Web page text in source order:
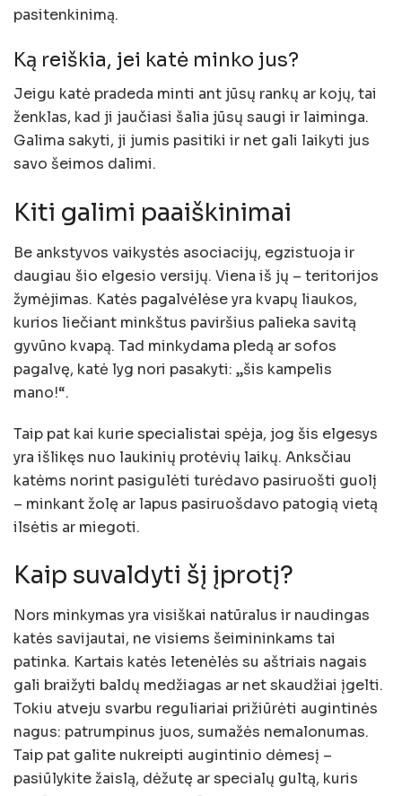
pasitenkinimą.
Ką reiškia, jei katė minko jus?
Jeigu katė pradeda minti ant jūsų rankų ar kojų, tai
ženklas, kad ji jaučiasi šalia jūsų saugi ir laiminga.
Galima sakyti, ji jumis pasitiki ir net gali laikyti jus
savo šeimos dalimi.
Kiti galimi paaiškinimai
Be ankstyvos vaikystės asociacijų, egzistuoja ir
daugiau šio elgesio versijų. Viena iš jų – teritorijos
žymėjimas. Katės pagalvėlėse yra kvapų liaukos,
kurios liečiant minkštus paviršius palieka savitą
gyvūno kvapą. Tad minkydama pledą ar sofos
pagalvę, katė lyg nori pasakyti: „šis kampelis
mano!“.
Taip pat kai kurie specialistai spėja, jog šis elgesys
yra išlikęs nuo laukinių protėvių laikų. Anksčiau
katėms norint pasigulėti turėdavo pasiruošti guolį
– minkant žolę ar lapus pasiruošdavo patogią vietą
ilsėtis ar miegoti.
Kaip suvaldyti šį įprotį?
Nors minkymas yra visiškai natūralus ir naudingas
katės savijautai, ne visiems šeimininkams tai
patinka. Kartais katės letenėlės su aštriais nagais
gali braižyti baldų medžiagas ar net skaudžiai įgelti.
Tokiu atveju svarbu reguliariai prižiūrėti augintinės
nagus: patrumpinus juos, sumažės nemalonumas.
Taip pat galite nukreipti augintinio dėmesį –
pasiūlykite žaislą, dėžutę ar specialų gultą, kuris